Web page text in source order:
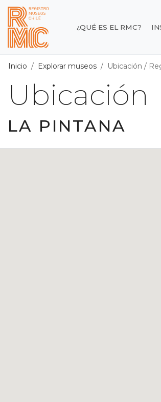
Contenido principal
Registro de
¿QUÉ ES EL RMC?
Inicio Explorar museos Ubicación /
Ubicación
LA PINTANA